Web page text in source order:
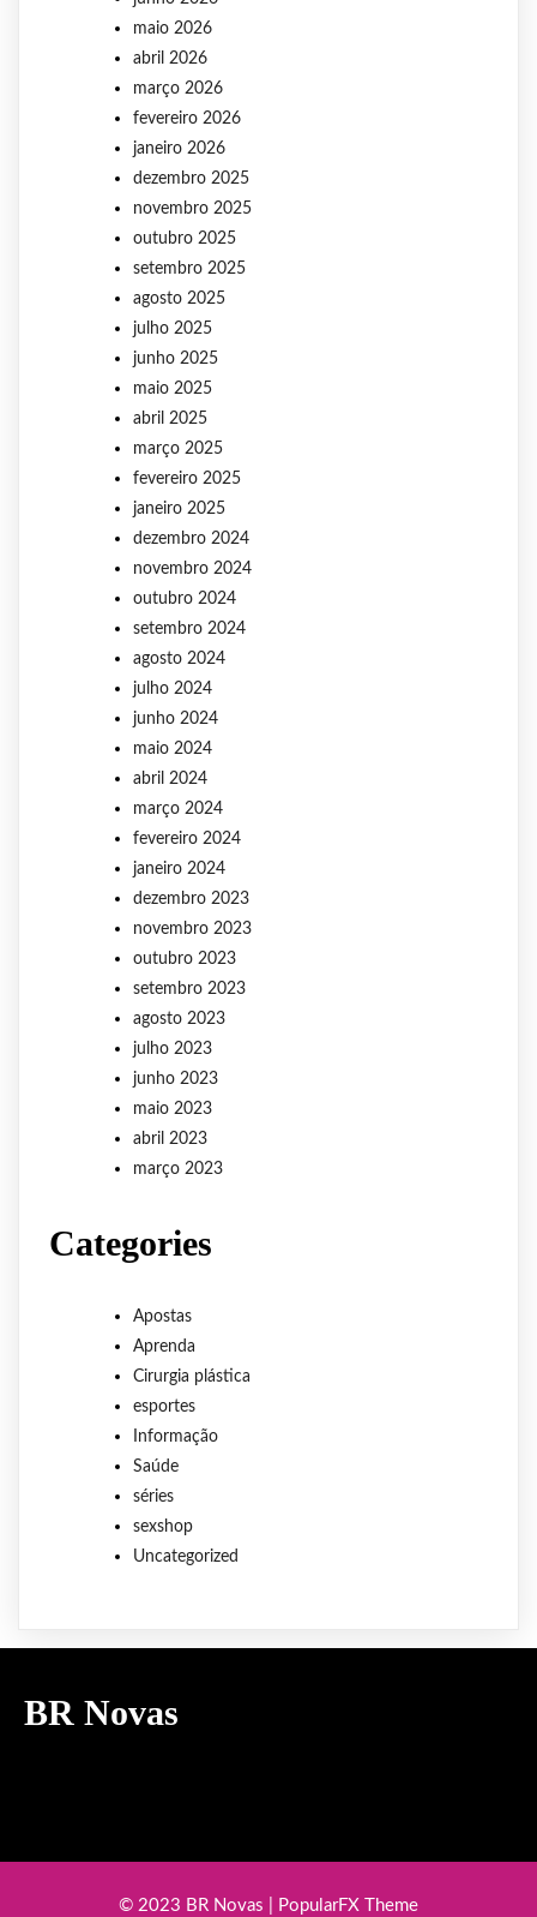
maio 2026
abril 2026
março 2026
fevereiro 2026
janeiro 2026
dezembro 2025
novembro 2025
outubro 2025
setembro 2025
agosto 2025
julho 2025
junho 2025
maio 2025
abril 2025
março 2025
fevereiro 2025
janeiro 2025
dezembro 2024
novembro 2024
outubro 2024
setembro 2024
agosto 2024
julho 2024
junho 2024
maio 2024
abril 2024
março 2024
fevereiro 2024
janeiro 2024
dezembro 2023
novembro 2023
outubro 2023
setembro 2023
agosto 2023
julho 2023
junho 2023
maio 2023
abril 2023
março 2023
Categories
Apostas
Aprenda
Cirurgia plástica
esportes
Informação
Saúde
séries
sexshop
Uncategorized
BR Novas
© 2023 BR Novas | PopularFX Theme